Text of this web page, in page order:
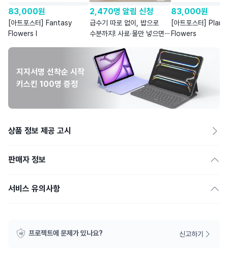
83,000원
[아트포스터] Fantasy
Flowers I
2,470명 알림 신청
급수기 따로 없이, 밥으로
수분까지! 사료∙물만 넣으면
83,000원
[아트포스터]
Flowers
지지서명 선착순 시작
키스킨 100명 증정
상품 정보 제공 고시
판매자 정보
서비스 유의사항
프로젝트에 문제가 있나요? 신고하기